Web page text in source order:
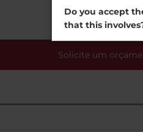
Solicite um
Do you accept
that this